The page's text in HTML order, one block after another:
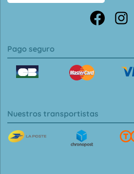
Pago seguro
Nuestros transportistas